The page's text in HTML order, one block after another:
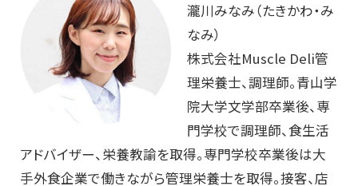
瀧川みなみ（たきかわ・み
なみ）
株式会社Muscle Deli管
理栄養士、調理師。青山学
院大学文学部卒業後、専
門学校で調理師、食生活
アドバイザー、栄養教諭を取得。専門学校卒業後は大
手外食企業で働きながら管理栄養士を取得。接客、店